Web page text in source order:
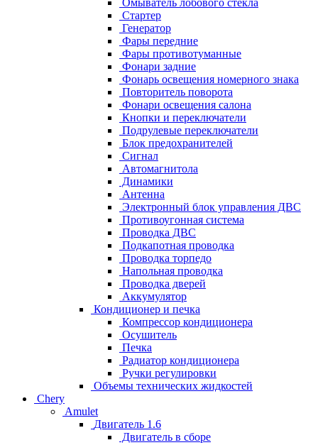
Омыватель лобового стекла
Стартер
Генератор
Фары передние
Фары противотуманные
Фонари задние
Фонарь освещения номерного знака
Повторитель поворота
Фонари освещения салона
Кнопки и переключатели
Подрулевые переключатели
Блок предохранителей
Сигнал
Автомагнитола
Динамики
Антенна
Электронный блок управления ДВС
Противоугонная система
Проводка ДВС
Подкапотная проводка
Проводка торпедо
Напольная проводка
Проводка дверей
Аккумулятор
Кондиционер и печка
Компрессор кондиционера
Осушитель
Печка
Радиатор кондиционера
Ручки регулировки
Объемы технических жидкостей
Chery
Amulet
Двигатель 1.6
Двигатель в сборе